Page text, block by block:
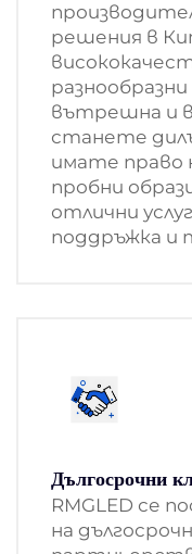
решения в
вътрешна и
станете
имате право
пробни
отлични
поддръжка и
Дългосрочни
RMGLED се
на